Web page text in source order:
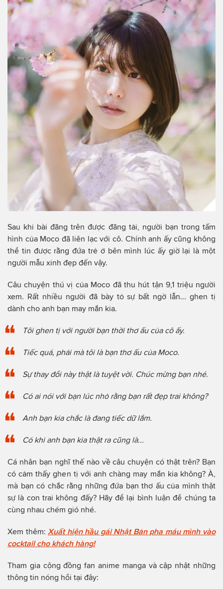
Sau khi bài đăng trên được đăng tải, người bạn trong tấm
hình của Moco đã liên lạc với cô. Chính anh ấy cũng không
thể tin được rằng đứa trẻ ở bên mình lúc ấy giờ lại là một
người mẫu xinh đẹp đến vậy.
Câu chuyện thú vị của Moco đã thu hút tận 9,1 triệu người
xem. Rất nhiều người đã bày tỏ sự bất ngờ lẫn... ghen tị
dành cho anh bạn may mắn kia.
Tôi ghen tị với người bạn thời thơ ấu của cô ấy.
Tiếc quá, phải mà tôi là bạn thơ ấu của Moco.
Sự thay đổi này thật là tuyệt vời. Chúc mừng bạn nhé.
Có ai nói với bạn lúc nhỏ rằng bạn rất đẹp trai không?
Anh bạn kia chắc là đang tiếc dữ lắm.
Có khi anh bạn kia thật ra cũng là...
Cá nhân bạn nghĩ thế nào về câu chuyện có thật trên? Bạn
có cảm thấy ghen tị với anh chàng may mắn kia không? À,
mà bạn có chắc rằng những đứa bạn thơ ấu của mình thật
sự là con trai không đấy? Hãy để lại bình luận để chúng ta
cùng nhau chém gió nhé.
Xem thêm: Xuất hiện hầu gái Nhật Bản pha máu mình vào
cocktail cho khách hàng!
Tham gia cộng đồng fan anime manga và cập nhật những
thông tin nóng hổi tại đây: